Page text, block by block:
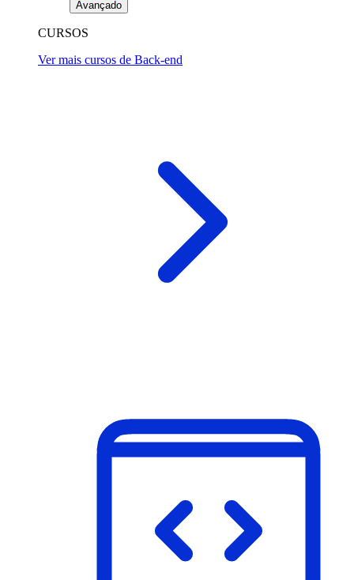
Avançado
CURSOS
Ver mais cursos de Back-end